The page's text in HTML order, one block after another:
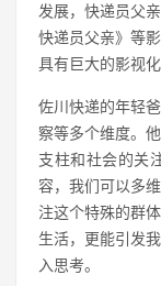
发展，快递员父
快递员父亲》等
具有巨大的影视化
佐川快递的年轻
察等多个维度。
支柱和社会的关
容，我们可以多
注这个特殊的群
生活，更能引发
入思考。